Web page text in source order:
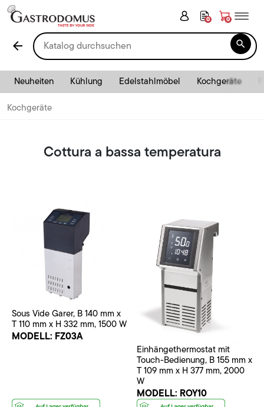
0 0
arrow_back 
Neuheiten Kühlung Edelstahlmöbel Kochgeräte
Kochgeräte
Cottura a bassa temperatura
Sous Vide Garer, B 140 mm x
T 110 mm x H 332 mm, 1500 W
MODELL: FZ03A
Einhängethermostat mit
Touch-Bedienung, B 155 mm x
T 109 mm x H 377 mm, 2000
W
MODELL: ROY10